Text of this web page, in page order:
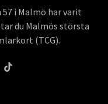
i Malmö har varit
du Malmös största
(TCG).